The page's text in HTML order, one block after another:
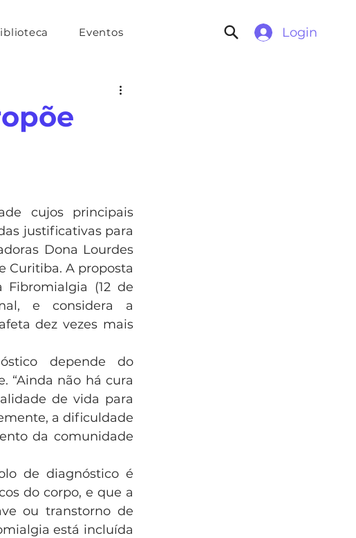
Eventos Login
cujos principais
justificativas para
Dona Lourdes
Curitiba. A proposta
(12 de
e considera a
dez vezes mais
depende do
“Ainda não há cura
de vida para
a dificuldade
da comunidade
de diagnóstico é
do corpo, e que a
ou transtorno de
está incluída